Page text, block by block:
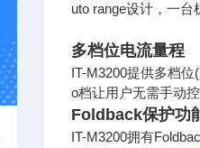
uto range设计，一台
多档位电流量程
IT-M3200提供多档
o档让用户无需手动
Foldback保护功
IT-M3200拥有